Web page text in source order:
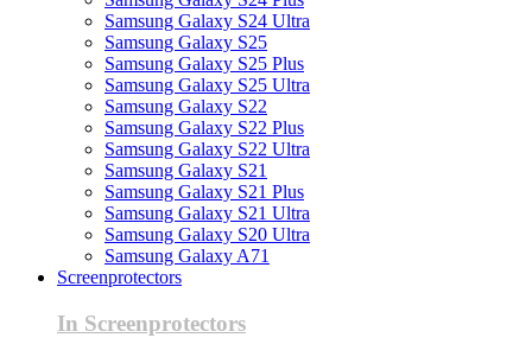
Samsung Galaxy S24 Ultra
Samsung Galaxy S25
Samsung Galaxy S25 Plus
Samsung Galaxy S25 Ultra
Samsung Galaxy S22
Samsung Galaxy S22 Plus
Samsung Galaxy S22 Ultra
Samsung Galaxy S21
Samsung Galaxy S21 Plus
Samsung Galaxy S21 Ultra
Samsung Galaxy S20 Ultra
Samsung Galaxy A71
Screenprotectors
In Screenprotectors